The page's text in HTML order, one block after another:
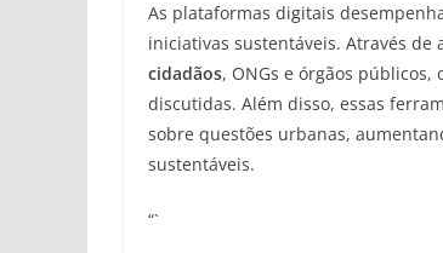
As plataformas digitais
iniciativas sustentáveis. Através de
cidadãos, ONGs e órgãos
discutidas. Além disso, essas
sobre questões urbanas,
sustentáveis.
“`